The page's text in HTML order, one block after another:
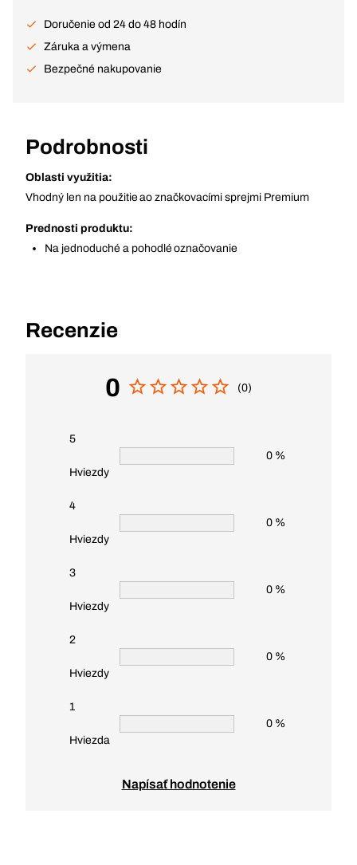
Doručenie od 24 do 48 hodín
Záruka a výmena
Bezpečné nakupovanie
Podrobnosti
Oblasti využitia:
Vhodný len na použitie ao značkovacími sprejmi Premium
Prednosti produktu:
Na jednoduché a pohodlé označovanie
Recenzie
0 (0)
5
Hviezdy
0 %
4
Hviezdy
0 %
3
Hviezdy
0 %
2
Hviezdy
0 %
1
Hviezda
0 %
Napísať hodnotenie